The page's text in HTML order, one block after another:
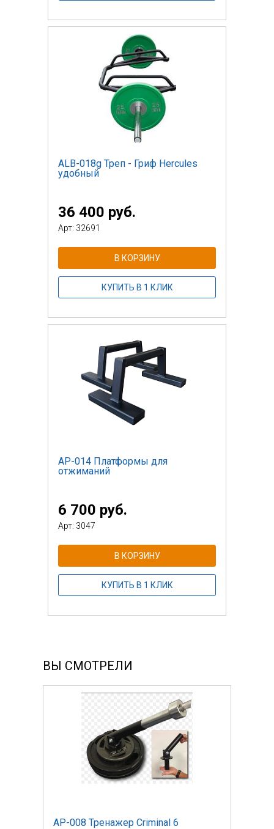
ALB-018g Треп - Гриф Hercules
удобный
36 400 руб.
Арт: 32691
В КОРЗИНУ
КУПИТЬ В 1 КЛИК
AP-014 Платформы для
отжиманий
6 700 руб.
Арт: 3047
В КОРЗИНУ
КУПИТЬ В 1 КЛИК
ВЫ СМОТРЕЛИ
AP-008 Тренажер Criminal 6